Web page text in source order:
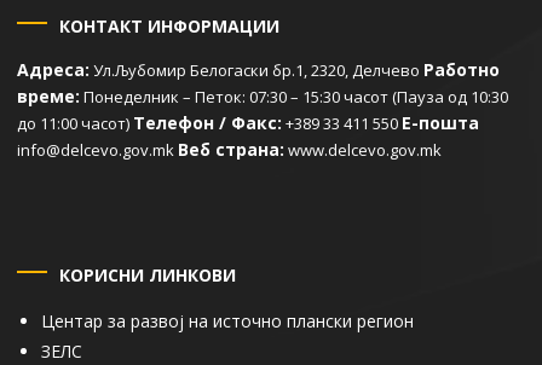
КОНТАКТ ИНФОРМАЦИИ
Адреса: Ул.Љубомир Белогаски бр.1, 2320, Делчево Работно
време: Понеделник – Петок: 07:30 – 15:30 часот (Пауза од 10:30
до 11:00 часот) Телефон / Факс: +389 33 411 550 Е-пошта
info@delcevo.gov.mk Веб страна: www.delcevo.gov.mk
КОРИСНИ ЛИНКОВИ
Центар за развој на источно плански регион
ЗЕЛС